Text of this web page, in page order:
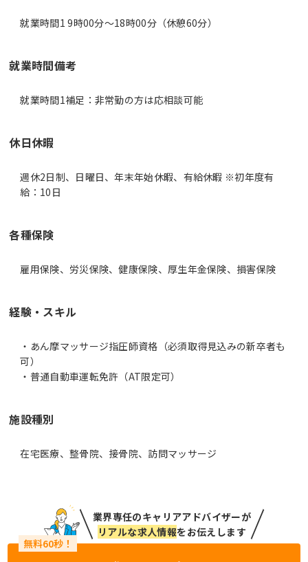
就業時間1 9時00分〜18時00分（休憩60分）
就業時間備考
休日休暇
週休2日制、日曜日、年末年始休暇、有給休暇 ※初年度有
給：10日
各種保険
雇用保険、労災保険、健康保険、厚生年金保険、損害保険
経験・スキル
・あん摩マッサージ指圧師資格（必須取得見込みの新卒者も
可）
・普通自動車運転免許（AT限定可）
施設種別
在宅医療、整骨院、接骨院、訪問マッサージ
業界専任のキャリアアドバイザーが
リアルな求人情報をお伝えします